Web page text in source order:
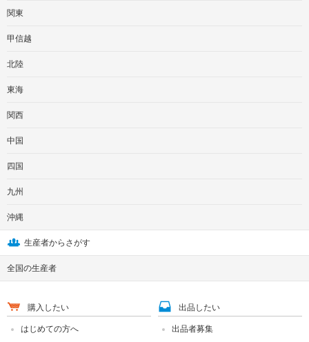
関東
甲信越
北陸
東海
関西
中国
四国
九州
沖縄
生産者からさがす
全国の生産者
購入したい
はじめての方へ
出品したい
出品者募集